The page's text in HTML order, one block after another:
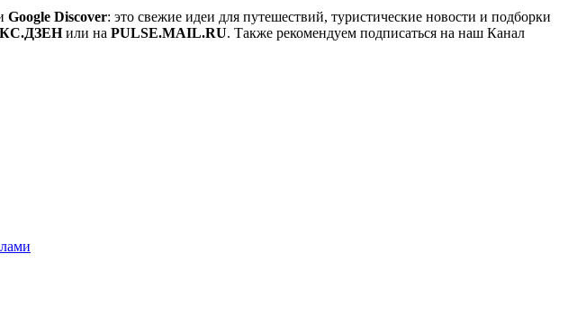
Google Discover: это свежие идеи для путешествий, туристические новости и подборки
или на PULSE.MAIL.RU. Также рекомендуем подписаться на наш Канал